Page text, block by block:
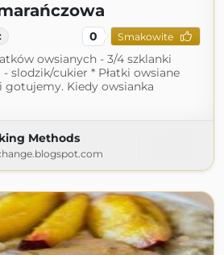
0 Smakowite
owsianych - 3/4 szklanki
slodzik/cukier * Płatki owsiane
Kiedy owsianka
Methods